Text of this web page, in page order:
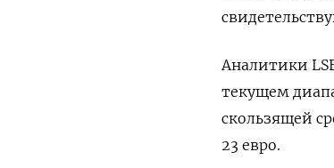
Аналитики
текущем
скользящей
23 евро.